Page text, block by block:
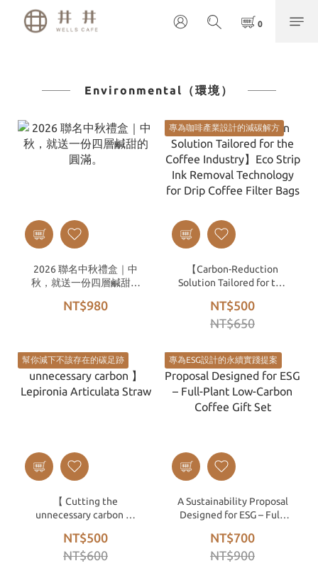
Environmental（環境）
2026 聯名中秋禮盒｜中
秋，就送一份四層鹹甜的
NT$980
專為咖啡產業設計的減碳解方
【Carbon-Reduction
Solution Tailored for the
Strip Ink Removal
Technology for Drip
NT$500
NT$650
幫你減下不該存在的碳足跡
【 Cutting the
unnecessary carbon 】
Straw
NT$500
NT$600
專為ESG設計的永續實踐提案
A Sustainability Proposal
Designed for ESG – Full-
Gift Set
NT$700
NT$900